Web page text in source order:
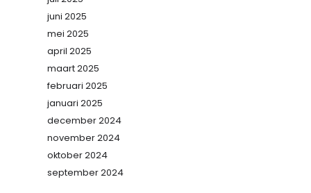
juni 2025
mei 2025
april 2025
maart 2025
februari 2025
januari 2025
december 2024
november 2024
oktober 2024
september 2024